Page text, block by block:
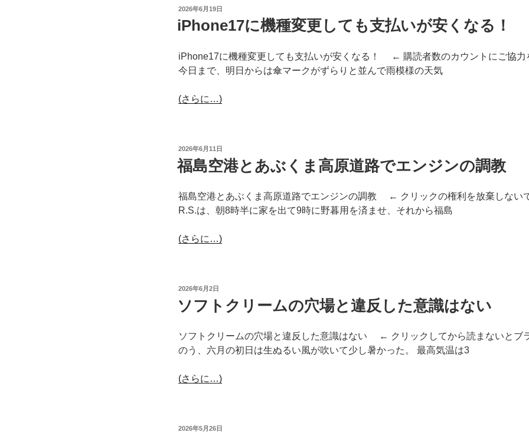
投
日:
2026年6月19日
iPhone17に機種変更しても支払いが安くなる！
iPhone17に機種変更しても支払いが安くなる！ ← 購読者数のカウントにご協力
今日まで、明日からは傘マークがずらりと並んで雨模様の天気
(さらに…)
投
稿
日:
2026年6月11日
福島空港とあぶくま高原道路でエンジンの調教
福島空港とあぶくま高原道路でエンジンの調教 ← クリックの権利を放棄しない
R.S.は、朝8時半に家を出て9時に野暮用を済ませ、それから福島
(さらに…)
投
日:
2026年6月2日
ソフトクリームの穴場と違反した意識はない
ソフトクリームの穴場と違反した意識はない ← クリックしてから読まないとブ
のう、六月の初日は生ぬるい風が吹いて少し暑かった。 最高気温は3
(さらに…)
投
2026年5月26日